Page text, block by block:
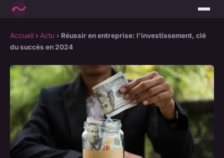
Accueil › Actu › Réussir en entreprise: l'investissement, clé
du succès en 2024